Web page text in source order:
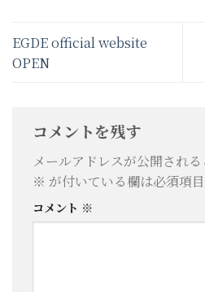
EGDE official website
OPEN
コメントを残す
メールアドレスが公開される
※ が付いている欄は必須項
コメント ※